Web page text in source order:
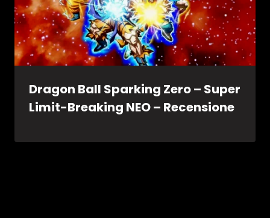
Dragon Ball Sparking Zero – Super
Limit-Breaking NEO – Recensione